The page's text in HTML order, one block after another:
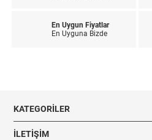
En Uygun Fiyatlar
En Uyguna Bizde
KATEGORILER
İLETIŞIM